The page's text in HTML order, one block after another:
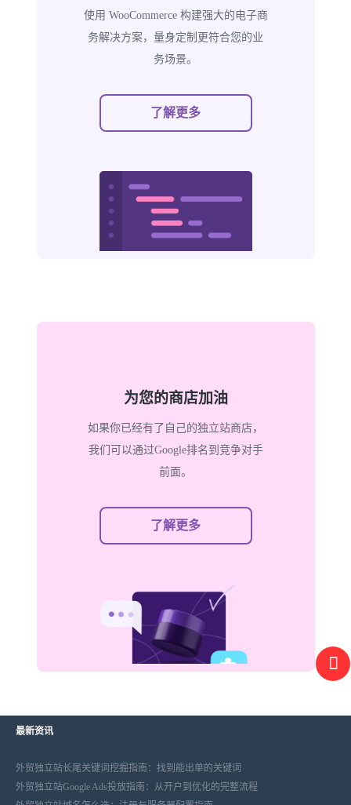
使用 WooCommerce 构建强大的电子商
务解决方案，量身定制更符合您的业
务场景。
了解更多
为您的商店加油
如果你已经有了自己的独立站商店，
我们可以通过Google排名到竞争对手
前面。
了解更多
最新资讯
外贸独立站长尾关键词挖掘指南：找到能出单的关键词
外贸独立站Google Ads投放指南：从开户到优化的完整流程